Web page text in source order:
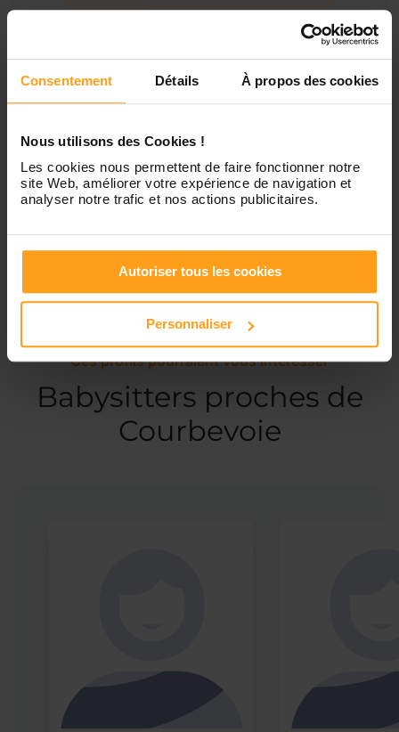
Consentement Détails À propos des cookies
Nous utilisons des Cookies !
Les cookies nous permettent de faire fonctionner notre
site Web, améliorer votre expérience de navigation et
analyser notre trafic et nos actions publicitaires.
Autoriser tous les cookies
Personnaliser
Disponible de 00:00 à 00:00
Dimanche
Services proposés
Ces profils pourraient vous intéresser
Babysitters proches de
Courbevoie